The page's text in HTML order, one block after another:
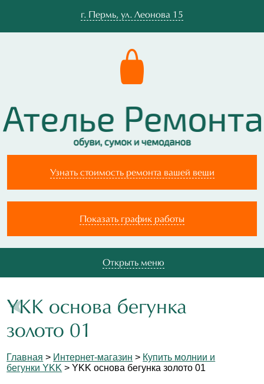
г. Пермь, ул. Леонова 15
Узнать стоимость ремонта вашей вещи
Показать график работы
Открыть меню
YKK основа бегунка
золото 01
Главная > Интернет-магазин > Купить молнии и
бегунки YKK > YKK основа бегунка золото 01